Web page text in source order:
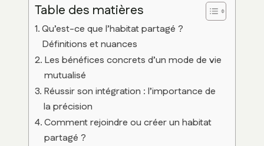
Table des matières
Qu’est-ce que l’habitat partagé ?
Définitions et nuances
Les bénéfices concrets d’un mode de vie
mutualisé
Réussir son intégration : l’importance de
la précision
Comment rejoindre ou créer un habitat
partagé ?